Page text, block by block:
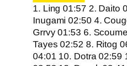
1. Ling 01:57 2. Daito
Inugami 02:50 4.
Grrvy 01:53 6.
Tayes 02:52 8. Ritog
04:01 10. Dotra 02:59